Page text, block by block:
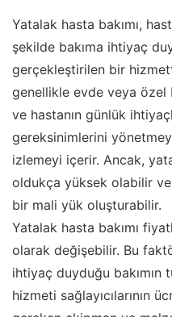
Yatalak hasta bakımı,
şekilde bakıma ihtiyaç
gerçekleştirilen bir
genellikle evde veya özel
ve hastanın günlük
gereksinimlerini
izlemeyi içerir. Ancak,
oldukça yüksek olabilir
bir mali yük oluşturabilir.
Yatalak hasta bakımı
olarak değişebilir. Bu
ihtiyaç duyduğu bakımın
hizmeti sağlayıcılarının